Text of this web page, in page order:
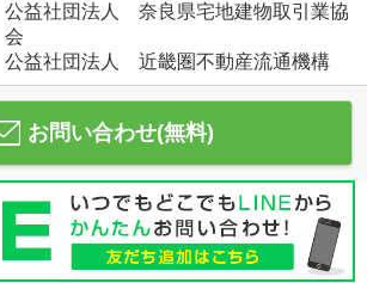
公益社団法人 奈良県宅地建物取引業協
会
公益社団法人 近畿圏不動産流通機構
お問い合わせ(無料)